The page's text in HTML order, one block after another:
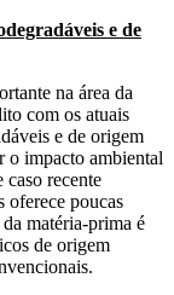
e de
na área da
com os atuais
e de origem
o impacto ambiental
caso recente
oferece poucas
matéria-prima é
de origem